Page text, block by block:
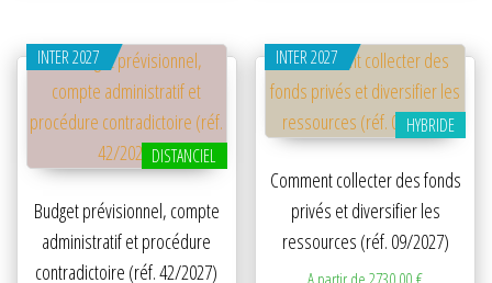
INTER 2027
DISTANCIEL
Budget prévisionnel, compte
administratif et procédure
contradictoire (réf. 42/2027)
INTER 2027
HYBRIDE
Comment collecter des fonds
privés et diversifier les
ressources (réf. 09/2027)